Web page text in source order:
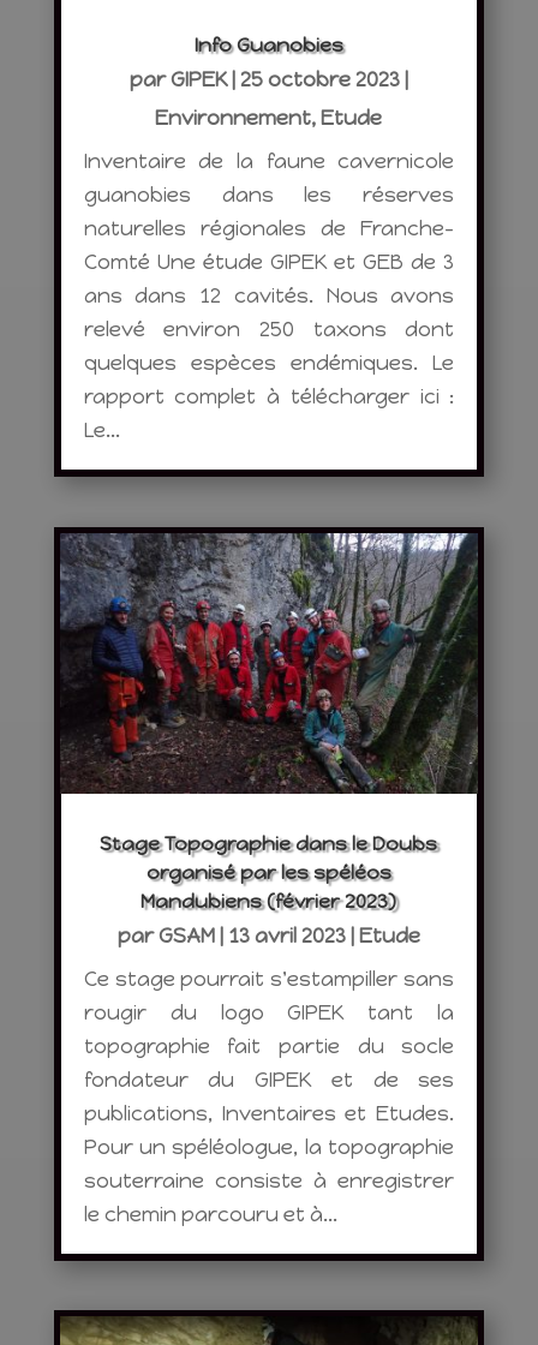
Info Guanobies
parGIPEK| 25 octobre 2023|
Environnement,Etude
Inventaire de la faune cavernicole
guanobies dans les réserves
naturelles régionales de Franche-
Comté Une étude GIPEK et GEB de 3
ans dans 12 cavités. Nous avons
relevé environ 250 taxons dont
quelques espèces endémiques. Le
rapport complet à télécharger ici :
Le...
Stage Topographie dans le Doubs
organisé par les spéléos
Mandubiens (février 2023)
parGSAM| 13 avril 2023| Etude
Ce stage pourrait s'estampiller sans
rougir du logo GIPEK tant la
topographie fait partie du socle
fondateur du GIPEK et de ses
publications, Inventaires et Etudes.
Pour un spéléologue, la topographie
souterraine consiste à enregistrer
le chemin parcouru et à...